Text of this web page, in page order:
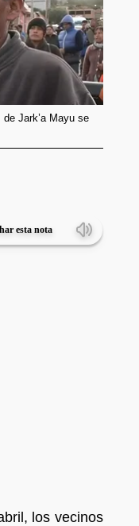
Jark’a Mayu se
esta nota
los vecinos